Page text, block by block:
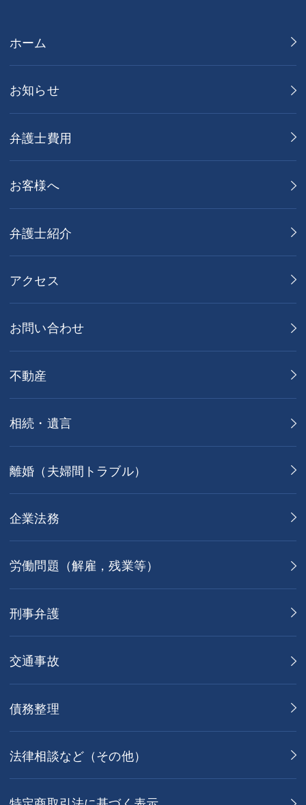
ホーム
お知らせ
弁護士費用
お客様へ
弁護士紹介
アクセス
お問い合わせ
不動産
相続・遺言
離婚（夫婦間トラブル）
企業法務
労働問題（解雇，残業等）
刑事弁護
交通事故
債務整理
法律相談など（その他）